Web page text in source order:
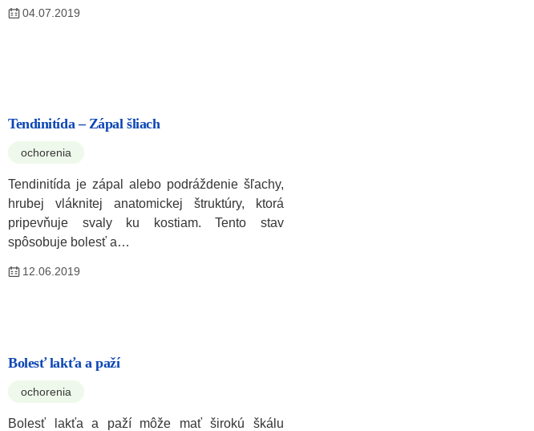
04.07.2019
Tendinitída – Zápal šliach
ochorenia
Tendinitída je zápal alebo podráždenie šľachy,
hrubej vláknitej anatomickej štruktúry, ktorá
pripevňuje svaly ku kostiam. Tento stav
spôsobuje bolesť a…
12.06.2019
Bolesť lakťa a paží
ochorenia
Bolesť lakťa a paží môže mať širokú škálu